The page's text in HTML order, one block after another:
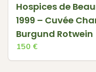
Hospices de
1999 – Cuvée
Burgund Rotwein
150 €